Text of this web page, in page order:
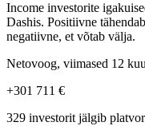
Income investorite
Dashis. Positiivne
negatiivne, et võtab välja.
Netovoog, viimased 12
+301 711 €
329 investorit jälgib